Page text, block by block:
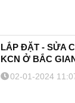
LẮP ĐẶT - SỬA
KCN Ở BẮC
02-01-2024